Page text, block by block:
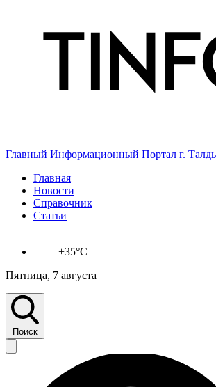
Главный Информационный Портал г.
Главная
Новости
Справочник
Статьи
+35°C
Пятница, 7 августа
Поиск